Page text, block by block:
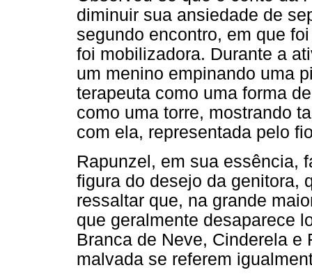
diminuir sua ansiedade de
segundo encontro, em que
foi mobilizadora. Durante a
um menino empinando uma
terapeuta como uma forma
como uma torre, mostrando
com ela, representada pelo
Rapunzel, em sua essência,
figura do desejo da genitora,
ressaltar que, na grande
que geralmente desaparece
Branca de Neve, Cinderela e
malvada se referem